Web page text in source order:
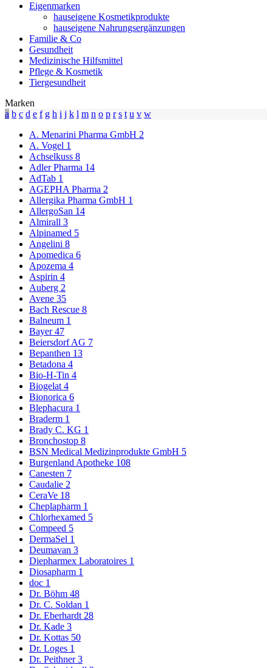
Eigenmarken
hauseigene Kosmetikprodukte
hauseigene Nahrungsergänzungen
Familie & Co
Gesundheit
Medizinische Hilfsmittel
Pflege & Kosmetik
Tiergesundheit
Marken
a b c d e f g h i j k l m n o p r s t u v w
A. Menarini Pharma GmbH 2
A. Vogel 1
Achselkuss 8
Adler Pharma 14
AdTab 1
AGEPHA Pharma 2
Allergika Pharma GmbH 1
AllergoSan 14
Almirall 3
Alpinamed 5
Angelini 8
Apomedica 6
Apozema 4
Aspirin 4
Auberg 2
Avene 35
Bach Rescue 8
Balneum 1
Bayer47
Beiersdorf AG 7
Bepanthen 13
Betadona 4
Bio-H-Tin 4
Biogelat 4
Bionorica 6
Blephacura 1
Braderm 1
Brady C. KG 1
Bronchostop 8
BSN Medical Medizinprodukte GmbH 5
Burgenland Apotheke 108
Canesten 7
Caudalie 2
CeraVe 18
Cheplapharm 1
Chlorhexamed 5
Compeed 5
DermaSel 1
Deumavan 3
Diepharmex Laboratoires 1
Diosapharm 1
doc 1
Dr. Böhm 48
Dr. C. Soldan 1
Dr. Eberhardt 28
Dr. Kade 3
Dr. Kottas 50
Dr. Loges 1
Dr. Peithner3